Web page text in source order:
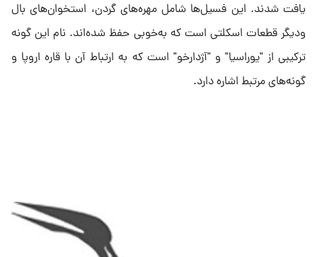
یافت شدند. این فسیل‌ها شامل مهره‌های گردن، استخوان‌های بال
ودیگر قطعات اسکلتی است که به‌خوبی حفظ شده‌اند. نام این گونه
ترکیبی از "یوراسیا" و "آژدارخو" است که به ارتباط آن با قاره اروپا و
گونه‌های مرتبط اشاره دارد.